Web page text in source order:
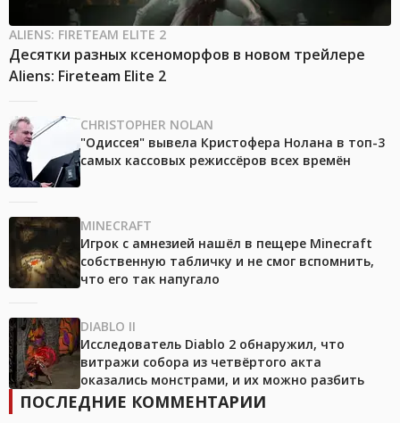
ALIENS: FIRETEAM ELITE 2
Десятки разных ксеноморфов в новом трейлере
Aliens: Fireteam Elite 2
CHRISTOPHER NOLAN
"Одиссея" вывела Кристофера Нолана в топ-3
самых кассовых режиссёров всех времён
MINECRAFT
Игрок с амнезией нашёл в пещере Minecraft
собственную табличку и не смог вспомнить,
что его так напугало
DIABLO II
Исследователь Diablo 2 обнаружил, что
витражи собора из четвёртого акта
оказались монстрами, и их можно разбить
ПОСЛЕДНИЕ КОММЕНТАРИИ